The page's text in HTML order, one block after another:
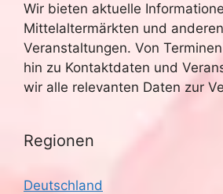
Wir bieten aktuelle
Mittelaltermärkten und anderen
Veranstaltungen. Von
hin zu Kontaktdaten und
wir alle relevanten Daten zur
Regionen
Deutschland